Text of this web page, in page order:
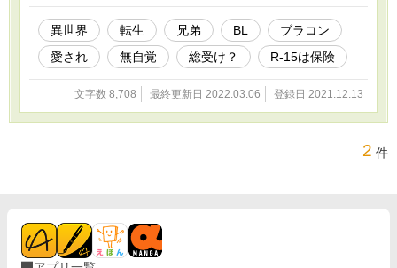
異世界 転生 兄弟 BL
ブラコン
愛され
無自覚 総受け？ R-15は保険
文字数 8,708 最終更新日 2022.03.06 登録日 2021.12.13
2 件